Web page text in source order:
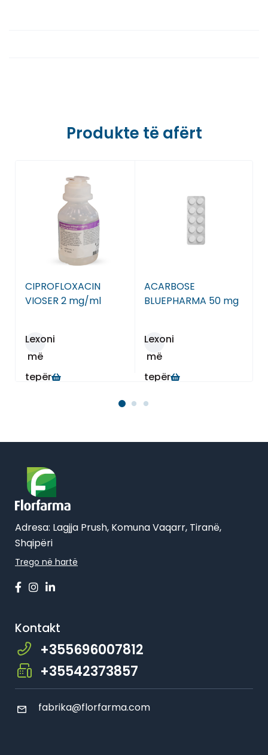
Produkte të afërt
CIPROFLOXACIN
VIOSER 2 mg/ml
Lexoni
më
tepër
ACARBOSE
BLUEPHARMA 50 mg
Lexoni
më
tepër
Adresa: Lagjja Prush, Komuna Vaqarr, Tiranë,
Shqipëri
Trego në hartë
Kontakt
+355696007812
+35542373857
fabrika@florfarma.com